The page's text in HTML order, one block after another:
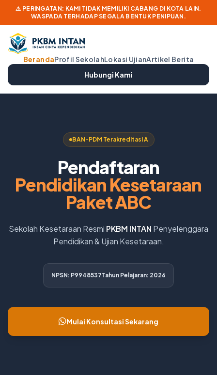
⚠️ PERINGATAN: KAMI TIDAK MEMILIKI CABANG DI KOTA LAIN.
WASPADA TERHADAP SEGALA BENTUK PENIPUAN.
BerandaProfil SekolahLokasi UjianArtikel Berita
Hubungi Kami
BAN-PDM Terakreditasi A
Pendaftaran
Pendidikan Kesetaraan
Paket ABC
Sekolah Kesetaraan Resmi PKBM INTAN Penyelenggara
Pendidikan & Ujian Kesetaraan.
NPSN: P9948537Tahun Pelajaran: 2026
Mulai Konsultasi Sekarang